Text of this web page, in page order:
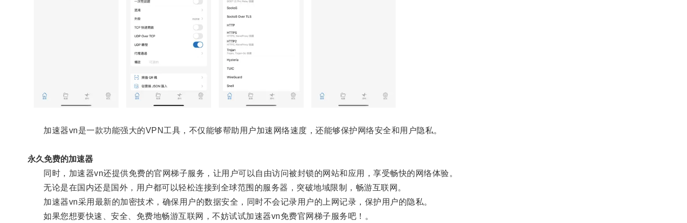
加速器vn是一款功能强大的VPN工具，不仅能够帮助用户加速网络速度，还能够保护网络安全和用户隐私。
永久免费的加速器
同时，加速器vn还提供免费的官网梯子服务，让用户可以自由访问被封锁的网站和应用，享受畅快的网络体验。
无论是在国内还是国外，用户都可以轻松连接到全球范围的服务器，突破地域限制，畅游互联网。
加速器vn采用最新的加密技术，确保用户的数据安全，同时不会记录用户的上网记录，保护用户的隐私。
如果您想要快速、安全、免费地畅游互联网，不妨试试加速器vn免费官网梯子服务吧！。